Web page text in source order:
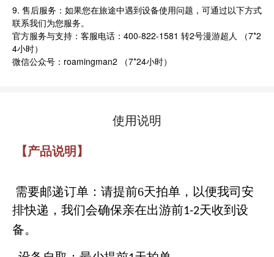
9. 售后服务：如果您在旅途中遇到设备使用问题，可通过以下方式
联系我们为您服务。
官方服务与支持：客服电话：400-822-1581 转2号漫游超人 （7*2
4小时）
微信公众号：roamingman2 （7*24小时）
使用说明
【产品说明】
需要邮递订单：请提前6天拍单，以便我司安
排快递，我们会确保亲在出游前1-2天收到设
备。